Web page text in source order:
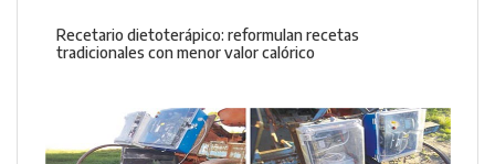
Recetario dietoterápico: reformulan recetas
tradicionales con menor valor calórico